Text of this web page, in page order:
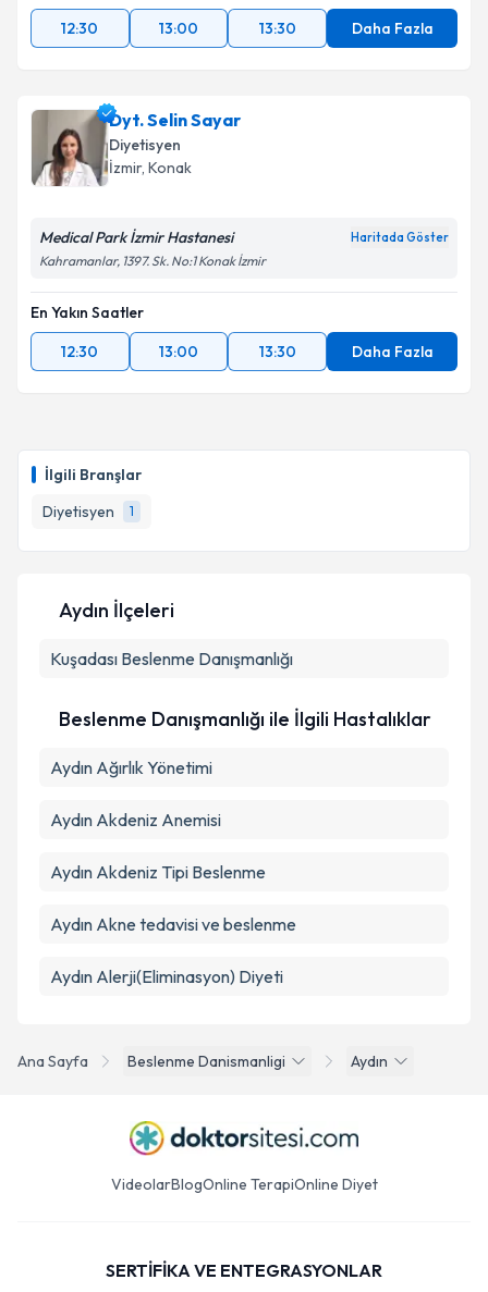
İlgili Branşlar
Diyetisyen
1
12:30
13:00 13:30 Daha Fazla
Dyt. Selin Sayar
Diyetisyen
İzmir, Konak
Medical Park İzmir Hastanesi Haritada Göster
Kahramanlar, 1397. Sk. No:1 Konak İzmir
En Yakın Saatler
12:30
13:00 13:30 Daha Fazla
Ana Sayfa Beslenme Danismanligi Aydın
Aydın İlçeleri
Kuşadası Beslenme Danışmanlığı
Beslenme Danışmanlığı ile İlgili Hastalıklar
Aydın Ağırlık Yönetimi
Aydın Akdeniz Anemisi
Aydın Akdeniz Tipi Beslenme
Aydın Akne tedavisi ve beslenme
Aydın Alerji(Eliminasyon) Diyeti
VideolarBlogOnline TerapiOnline Diyet
SERTİFİKA VE ENTEGRASYONLAR